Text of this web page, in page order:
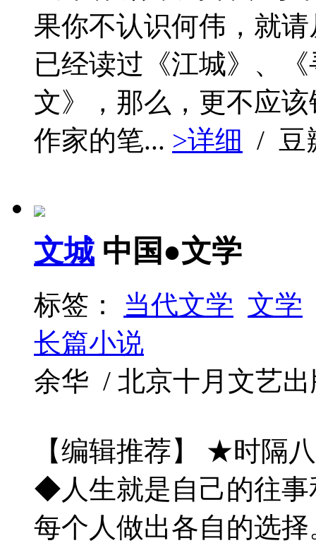
果你不认识何伟，就
已经读过《江城》、
文》，那么，更不应
作家的笔... >详细 / 豆
文城 中国●文学
标签： 当代文学 文学
长篇小说
余华 / 北京十月文艺
【编辑推荐】 ★时隔
◆人生就是自己的往事
每个人做出各自的选